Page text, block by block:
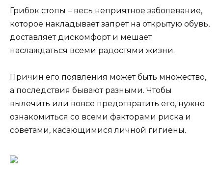
Грибок стопы – весь неприятное заболевание,
которое накладывает запрет на открытую обувь,
доставляет дискомфорт и мешает
наслаждаться всеми радостями жизни.
Причин его появления может быть множество,
а последствия бывают разными. Чтобы
вылечить или вовсе предотвратить его, нужно
ознакомиться со всеми факторами риска и
советами, касающимися личной гигиены.